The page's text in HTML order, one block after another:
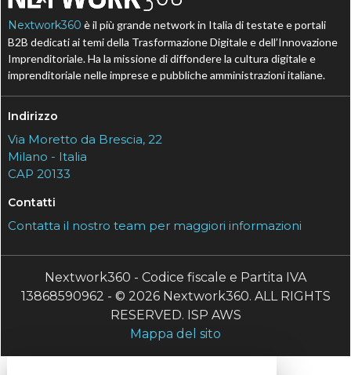
Nextwork360 è il più grande network in Italia di testate e portali
B2B dedicati ai temi della Trasformazione Digitale e dell’Innovazione
Imprenditoriale. Ha la missione di diffondere la cultura digitale e
imprenditoriale nelle imprese e pubbliche amministrazioni italiane.
Indirizzo
Via Moretto da Brescia, 22
Milano - Italia
CAP 20133
Contatti
Contatta il nostro team per maggiori informazioni
Nextwork360 - Codice fiscale e Partita IVA
13868590962 - © 2026 Nextwork360. ALL RIGHTS
RESERVED. ISP AWS
Mappa del sito